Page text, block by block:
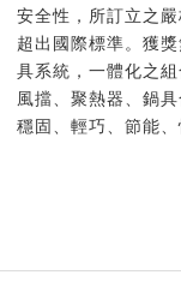
安全性，所訂立之
超出國際標準。獲
具系統，一體化之
風擋、聚熱器、鍋具
穩固、輕巧、節能、